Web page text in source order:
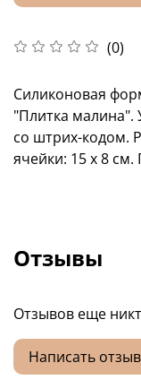
(0)
Силиконовая
"Плитка малина".
со штрих-кодом.
ячейки: 15 х 8
Отзывы
Отзывов еще
Написать отзыв